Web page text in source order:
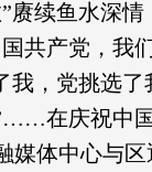
赓续鱼水深情
共产党，我
我，党挑选
在庆祝中
媒体中心与